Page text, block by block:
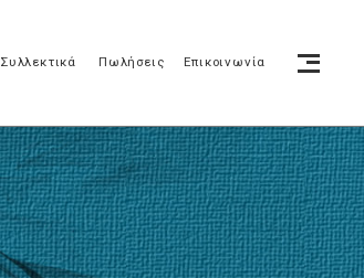
Συλλεκτικά Πωλήσεις Επικοινωνία